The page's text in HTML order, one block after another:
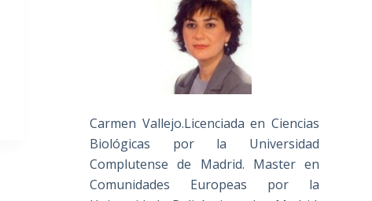
Carmen Vallejo.Licenciada en Ciencias
Biológicas por la Universidad
Complutense de Madrid. Master en
Comunidades Europeas por la